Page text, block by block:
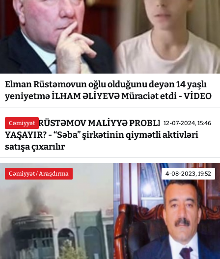
Elman Rüstəmovun oğlu olduğunu deyən 14 yaşlı
yeniyetmə İLHAM ƏLİYEVƏ Müraciət etdi - VİDEO
Cəmiyyət 12-07-2024, 15:46
ELMAN RÜSTƏMOV MALİYYƏ PROBLEMİ
YAŞAYIR? - “Səba” şirkətinin qiymətli aktivləri
satışa çıxarılır
Cəmiyyət / Araşdırma 4-08-2023, 19:52